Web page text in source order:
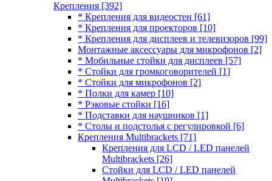
Крепления [392]
* Крепления для видеостен [61]
* Крепления для проекторов [10]
* Крепления для дисплеев и телевизоров [99]
Монтажные аксессуары для микрофонов [2]
* Мобильные стойки для дисплеев [57]
* Стойки для громкоговорителей [1]
* Стойки для микрофонов [2]
* Полки для камер [10]
* Рэковые стойки [16]
* Подставки для наушников [1]
* Столы и подстолья с регулировкой [6]
Крепления Multibrackets [71]
Крепления для LCD / LED панелей
Multibrackets [26]
Стойки для LCD / LED панелей